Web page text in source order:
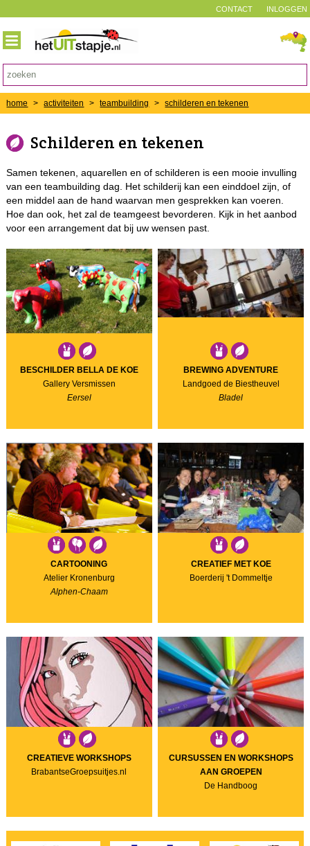
INLOGGEN
CONTACT
home > activiteiten > teambuilding > schilderen en tekenen
Schilderen en tekenen
Samen tekenen, aquarellen en of schilderen is een mooie invulling
van een teambuilding dag. Het schilderij kan een einddoel zijn, of
een middel aan de hand waarvan men gesprekken kan voeren.
Hoe dan ook, het zal de teamgeest bevorderen. Kijk in het aanbod
voor een arrangement dat bij uw wensen past.
BESCHILDER BELLA DE KOE
Gallery Versmissen
Eersel
BREWING ADVENTURE
Landgoed de Biestheuvel
Bladel
CARTOONING
Atelier Kronenburg
Alphen-Chaam
CREATIEF MET KOE
Boerderij 't Dommeltje
CREATIEVE WORKSHOPS
BrabantseGroepsuitjes.nl
CURSUSSEN EN WORKSHOPS
AAN GROEPEN
De Handboog